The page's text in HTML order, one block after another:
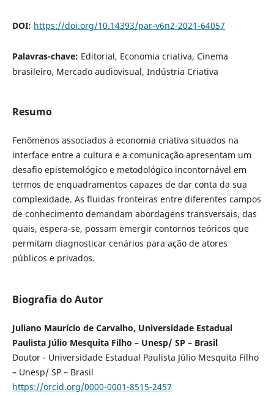
DOI: https://doi.org/10.14393/par-v6n2-2021-64057
Palavras-chave: Editorial, Economia criativa, Cinema
brasileiro, Mercado audiovisual, Indústria Criativa
Resumo
Fenômenos associados à economia criativa situados na
interface entre a cultura e a comunicação apresentam um
desafio epistemológico e metodológico incontornável em
termos de enquadramentos capazes de dar conta da sua
complexidade. As fluidas fronteiras entre diferentes campos
de conhecimento demandam abordagens transversais, das
quais, espera-se, possam emergir contornos teóricos que
permitam diagnosticar cenários para ação de atores
públicos e privados.
Biografia do Autor
Juliano Maurício de Carvalho, Universidade Estadual
Paulista Júlio Mesquita Filho – Unesp/ SP – Brasil
Doutor - Universidade Estadual Paulista Júlio Mesquita Filho
– Unesp/ SP – Brasil
https://orcid.org/0000-0001-8515-2457